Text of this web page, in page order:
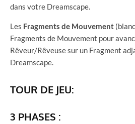
dans votre Dreamscape.
Les Fragments de Mouvement
Fragments de Mouvement pour
Rêveur/Rêveuse sur un Fragment
Dreamscape.
TOUR DE JEU:
3 PHASES :